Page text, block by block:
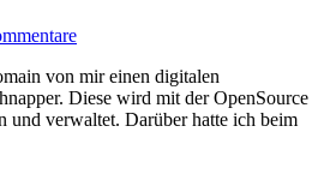
Diese wird mit der OpenSource
und verwaltet. Darüber hatte ich beim